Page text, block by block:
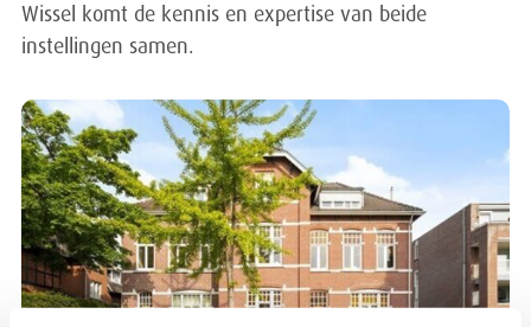
Wissel komt de kennis en expertise van beide
instellingen samen.